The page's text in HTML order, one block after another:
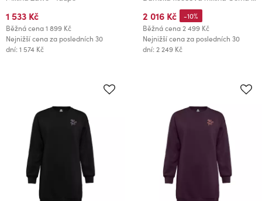
1 533 Kč
Běžná cena1 899 Kč
Nejnižší cena za posledních 30
dní: 1 574 Kč
2 016 Kč
Běžná cena2 499 Kč
Nejnižší cena za posledních 30
dní: 2 249 Kč
-10%